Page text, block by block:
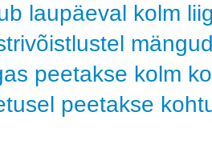
laupäeval kolm
peetakse kolm
peetakse